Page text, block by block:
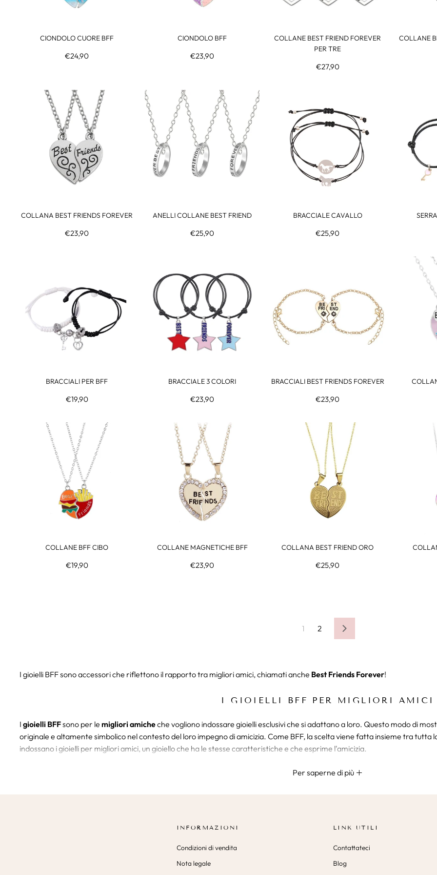
CIONDOLO CUORE BFF
€24,90
CIONDOLO BFF
€23,90
COLLANE BEST FRIEND FOREVER
PER TRE
€27,90
COLLANE
COLLANA BEST FRIENDS FOREVER
€23,90
ANELLI COLLANE BEST FRIEND
€25,90
BRACCIALE CAVALLO
€25,90
BRACCIALI PER BFF
€19,90
BRACCIALE 3 COLORI
€23,90
BRACCIALI BEST FRIENDS FOREVER
€23,90
COLLANE BFF CIBO
€19,90
COLLANE MAGNETICHE BFF
€23,90
COLLANA BEST FRIEND ORO
€25,90
1 2 Avanti
I gioielli BFF sono accessori che riflettono il rapporto tra migliori amici, chiamati anche Best Friends Forever!
I GIOIELLI BFF PER MIGLIORI AMICI
I gioielli BFFsono per le migliori amicheche vogliono indossare gioielli esclusivi che si adattano a loro. Questo modo di
originale e altamente simbolico nel contesto del loro impegno di amicizia. Come BFF, la scelta viene fatta insieme tra tutta
indossano i gioielli per migliori amici, un gioiello che ha le stesse caratteristiche e che esprime l'amicizia.
GIOIELLI BFF PER 2
L'acquisto di questi gioielli è molto semplice nel nostro negozio online. Scopri questa collezione speciale con una vasta
Per saperne di più
INFORMAZIONI
Condizioni di vendita
Nota legale
LINK UTILI
Contattateci
Blog